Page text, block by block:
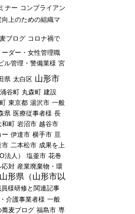
ナー コンプライアン
向上のための組織マ
ブログ コロナ禍で
ーダー・女性管理職
ル管理・警備業様 宮
県 太白区 山形市
涌谷町 丸森町 建設
東京都 湯沢市 一般
県 医療従事者様 長
和町 岩沼市 越谷市
ー 伊達市 横手市 亘
市 二本松市 成果を上
法人） 塩釜市 花巻
応対 産業廃棄物・環
山形県（山形市以
様研修と関連記事
介護事業者様 一般
蕎麦ブログ 福島市 専